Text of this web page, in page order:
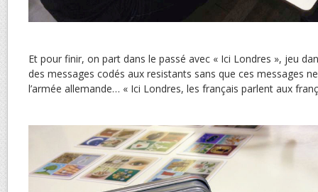
Et pour finir, on part dans le passé avec « Ici Londres », jeu
des messages codés aux resistants sans que ces messages
l’armée allemande… « Ici Londres, les français parlent aux